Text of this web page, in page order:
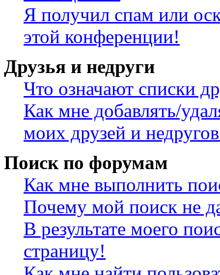
Я получил спам или
этой конференции!
Друзья и недруги
Что означают списки
Как мне добавлять/
моих друзей и
Поиск по форумам
Как мне выполнить
Почему мой поиск не
В результате моего
страницу!